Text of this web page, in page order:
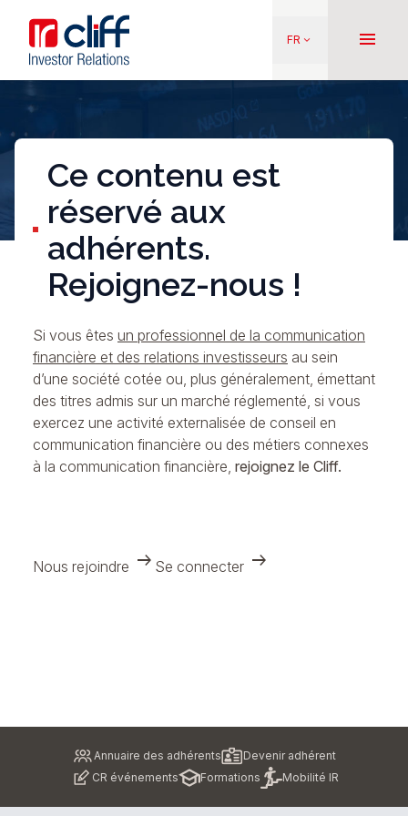
contenu
principal
Aller directement au contenu
FR keyboard_arrow_down menu
Ce contenu est
réservé aux
adhérents.
Rejoignez-nous !
Si vous êtes un professionnel de la communication
financière et des relations investisseurs au sein
d’une société cotée ou, plus généralement, émettant
des titres admis sur un marché réglementé, si vous
exercez une activité externalisée de conseil en
communication financière ou des métiers connexes
à la communication financière, rejoignez le Cliff.
Nous rejoindre arrow_right_alt Se connecter arrow_right_alt
Annuaire des adhérents
Devenir adhérent
CR événements
Formations Mobilité IR